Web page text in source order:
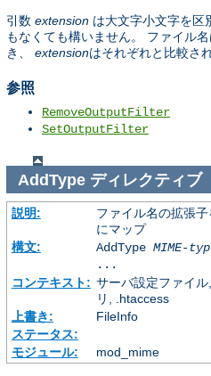
引数 extension は大文字小文字を区
もなくても構いません。 ファイル名
き、 extensionはそれぞれと比較さ
参照
RemoveOutputFilter
SetOutputFilter
AddTypeディレクティブ
説明:
ファイル名の拡張
にマップ
構文:
AddType MIME-
...
コンテキスト: サーバ設定ファイ
リ, .htaccess
上書き:
FileInfo
ステータス:
モジュール:
mod_mime